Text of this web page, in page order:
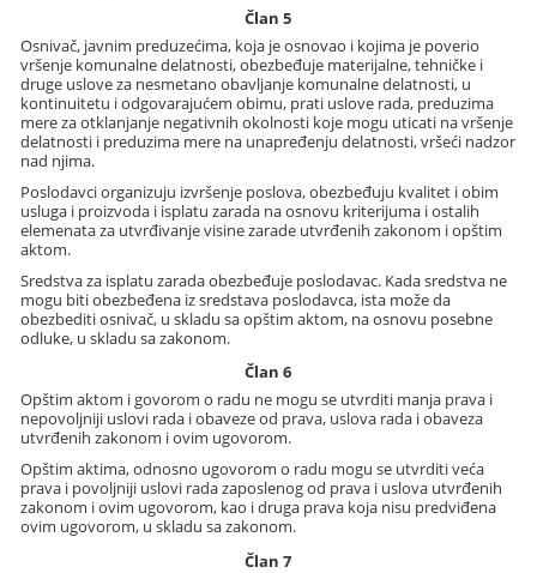
Član 5
Osnivač, javnim preduzećima, koja je osnovao i kojima je poverio
vršenje komunalne delatnosti, obezbeđuje materijalne, tehničke i
druge uslove za nesmetano obavljanje komunalne delatnosti, u
kontinuitetu i odgovarajućem obimu, prati uslove rada, preduzima
mere za otklanjanje negativnih okolnosti koje mogu uticati na vršenje
delatnosti i preduzima mere na unapređenju delatnosti, vršeći nadzor
nad njima.
Poslodavci organizuju izvršenje poslova, obezbeđuju kvalitet i obim
usluga i proizvoda i isplatu zarada na osnovu kriterijuma i ostalih
elemenata za utvrđivanje visine zarade utvrđenih zakonom i opštim
aktom.
Sredstva za isplatu zarada obezbeđuje poslodavac. Kada sredstva ne
mogu biti obezbeđena iz sredstava poslodavca, ista može da
obezbediti osnivač, u skladu sa opštim aktom, na osnovu posebne
odluke, u skladu sa zakonom.
Član 6
Opštim aktom i govorom o radu ne mogu se utvrditi manja prava i
nepovoljniji uslovi rada i obaveze od prava, uslova rada i obaveza
utvrđenih zakonom i ovim ugovorom.
Opštim aktima, odnosno ugovorom o radu mogu se utvrditi veća
prava i povoljniji uslovi rada zaposlenog od prava i uslova utvrđenih
zakonom i ovim ugovorom, kao i druga prava koja nisu predviđena
ovim ugovorom, u skladu sa zakonom.
Član 7